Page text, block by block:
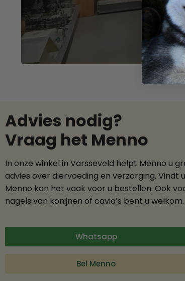
Advies nodig?
Vraag het Menno
In onze winkel in Varsseveld helpt Menno u
advies over diervoeding en verzorging. Vindt
Menno kan het vaak voor u bestellen. Ook
nagels van konijnen of cavia’s bent u welkom.
Whatsapp
Bel Menno